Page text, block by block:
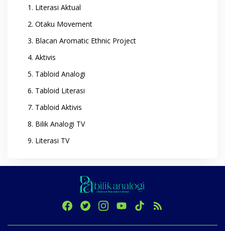
Literasi Aktual
Otaku Movement
Blacan Aromatic Ethnic Project
Aktivis
Tabloid Analogi
Tabloid Literasi
Tabloid Aktivis
Bilik Analogi TV
Literasi TV